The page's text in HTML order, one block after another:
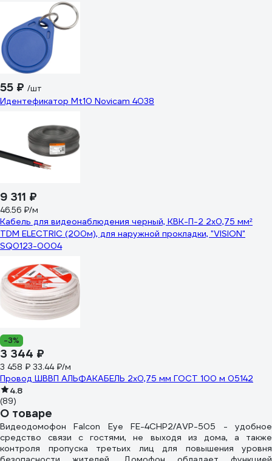
55 ₽ /шт
Идентефикатор Mt10 Novicam 4038
9 311 ₽
46.56 ₽/м
Кабель для видеонаблюдения черный, КВК-П-2 2х0,75 мм²
TDM ELECTRIC (200м), для наружной прокладки, "VISION"
SQ0123-0004
-3%
3 344 ₽
3 458 ₽ 33.44 ₽/м
Провод ШВВП АЛЬФАКАБЕЛЬ 2х0,75 мм ГОСТ 100 м 05142
4.8
(89)
О товаре
Видеодомофон Falcon Eye FE-4CHP2/AVP-505 - удобное
средство связи с гостями, не выходя из дома, а также
контроля пропуска третьих лиц для повышения уровня